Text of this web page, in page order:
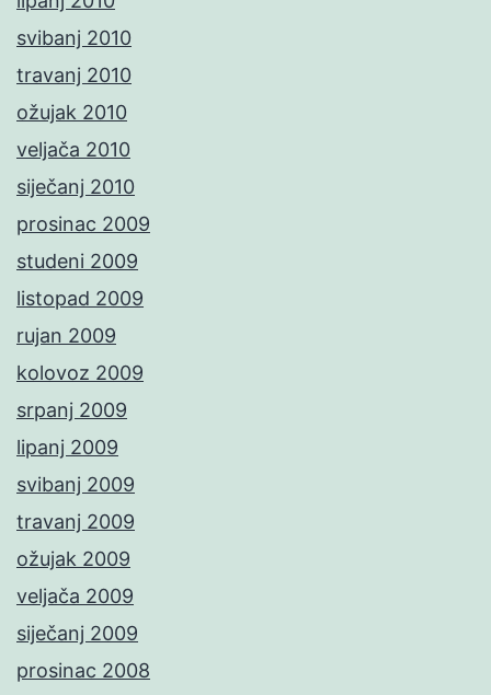
svibanj 2010
travanj 2010
ožujak 2010
veljača 2010
siječanj 2010
prosinac 2009
studeni 2009
listopad 2009
rujan 2009
kolovoz 2009
srpanj 2009
lipanj 2009
svibanj 2009
travanj 2009
ožujak 2009
veljača 2009
siječanj 2009
prosinac 2008